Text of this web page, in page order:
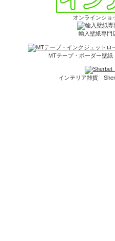
オンラインシ
輸入壁紙専
MTテープ・ボーダー壁
インテリア雑貨